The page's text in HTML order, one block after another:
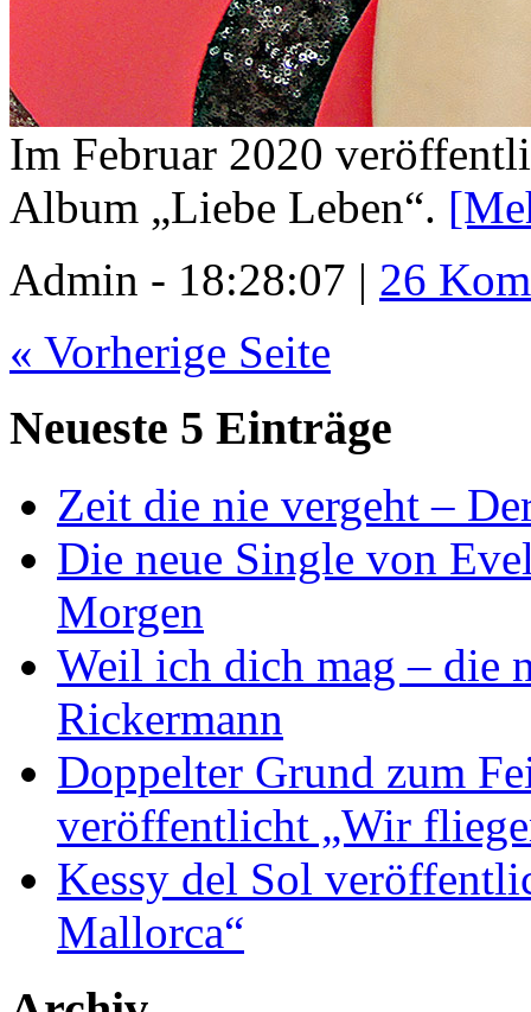
Im Februar 2020
Album „Liebe Leben“.
Admin - 18:28:07 | 26
« Vorherige Seite
Neueste 5 Einträge
Zeit die nie vergeht –
Die neue Single von
Morgen
Weil ich dich mag – die
Rickermann
Doppelter Grund zum
veröffentlicht „Wir
Kessy del Sol
Mallorca“